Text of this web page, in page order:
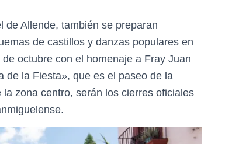
de Allende, también se preparan
de castillos y danzas populares en
octubre con el homenaje a Fray Juan
de la Fiesta», que es el paseo de la
zona centro, serán los cierres oficiales